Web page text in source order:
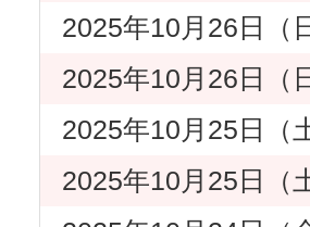
2025年10月26日
2025年10月26日
2025年10月25日
2025年10月25日